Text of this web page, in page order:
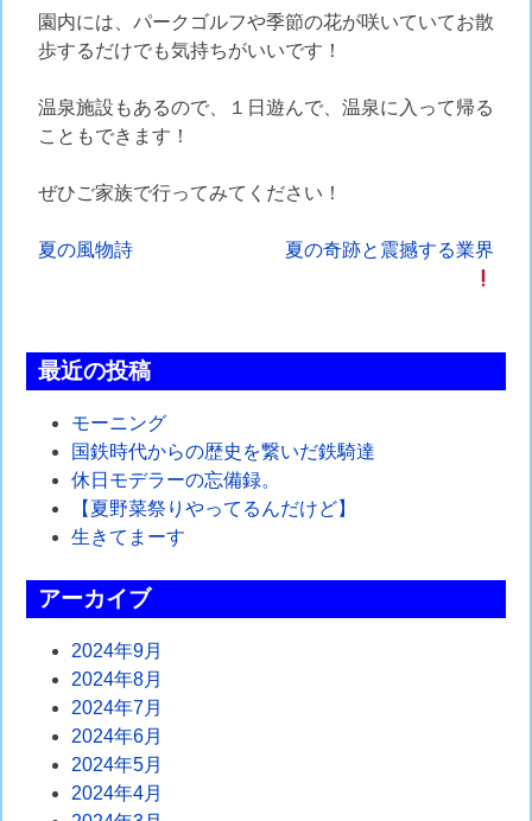
園内には、パークゴルフや季節の花が咲いていてお散
歩するだけでも気持ちがいいです！
温泉施設もあるので、１日遊んで、温泉に入って帰る
こともできます！
ぜひご家族で行ってみてください！
投
ビ
ゲ
ー
シ
ン
夏の風物詩 夏の奇跡と震撼する業界
最近の投稿
モーニング
国鉄時代からの歴史を繋いだ鉄騎達
休日モデラーの忘備録。
【夏野菜祭りやってるんだけど】
生きてまーす
アーカイブ
2024年9月
2024年8月
2024年7月
2024年6月
2024年5月
2024年4月